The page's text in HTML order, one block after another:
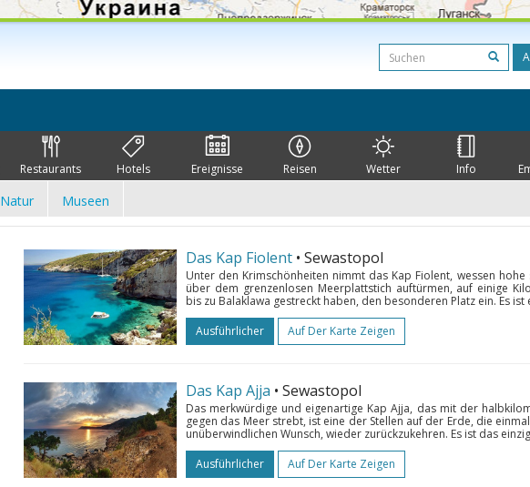
Restaurants Hotels Ereignisse Reisen Wetter Info
Natur Museen
Das Kap Fiolent • Sewastopol
Unter den Krimschönheiten nimmt das Kap Fiolent, wessen hohe
über dem grenzenlosen Meerplattstich auftürmen, auf einige
bis zu Balaklawa gestreckt haben, den besonderen Platz ein. Es ist
Ausführlicher
Auf Der Karte Zeigen
Das Kap Ajja • Sewastopol
Das merkwürdige und eigenartige Kap Ajja, das mit der
gegen das Meer strebt, ist eine der Stellen auf der Erde, die
unüberwindlichen Wunsch, wieder zurückzukehren. Es ist das
Ausführlicher
Auf Der Karte Zeigen